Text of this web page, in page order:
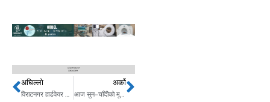
Prev
अघिल्लो अर्को
आज सुन–चाँदीको मूल्यमा सामान्य गिरावट Next